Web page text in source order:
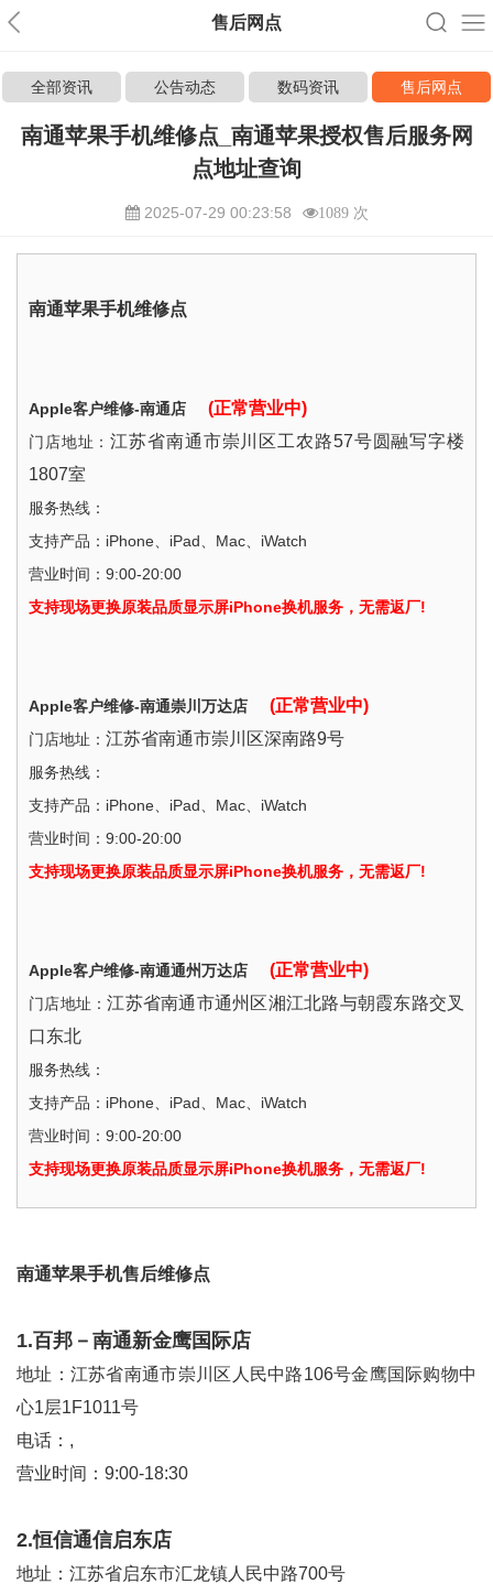
售后网点
全部资讯 公告动态 数码资讯 售后网点
南通苹果手机维修点_南通苹果授权售后服务网
点地址查询
2025-07-29 00:23:58 1089 次
南通苹果手机维修点
Apple客户维修-南通店 (正常营业中)
门店地址：江苏省南通市崇川区工农路57号圆融写字楼
1807室
服务热线：
支持产品：iPhone、iPad、Mac、iWatch
营业时间：9:00-20:00
支持现场更换原装品质显示屏iPhone换机服务，无需返厂!
Apple客户维修-南通崇川万达店 (正常营业中)
门店地址： 江苏省南通市崇川区深南路9号
服务热线：
支持产品：iPhone、iPad、Mac、iWatch
营业时间：9:00-20:00
支持现场更换原装品质显示屏iPhone换机服务，无需返厂!
Apple客户维修-南通通州万达店 (正常营业中)
门店地址：江苏省南通市通州区湘江北路与朝霞东路交叉
口东北
服务热线：
支持产品：iPhone、iPad、Mac、iWatch
营业时间：9:00-20:00
支持现场更换原装品质显示屏iPhone换机服务，无需返厂!
南通苹果手机售后维修点
1.百邦－南通新金鹰国际店
地址：江苏省南通市崇川区人民中路106号金鹰国际购物中
心1层1F1011号
电话：,
营业时间：9:00-18:30
2.恒信通信启东店
地址：江苏省启东市汇龙镇人民中路700号